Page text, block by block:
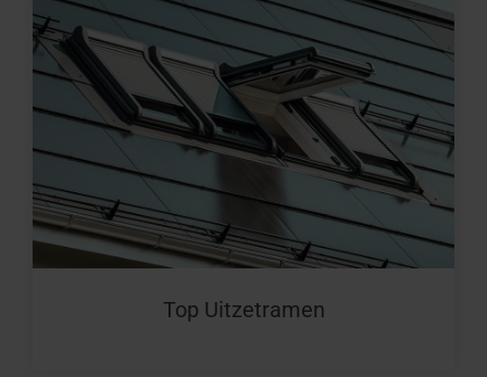
Top Uitzetramen